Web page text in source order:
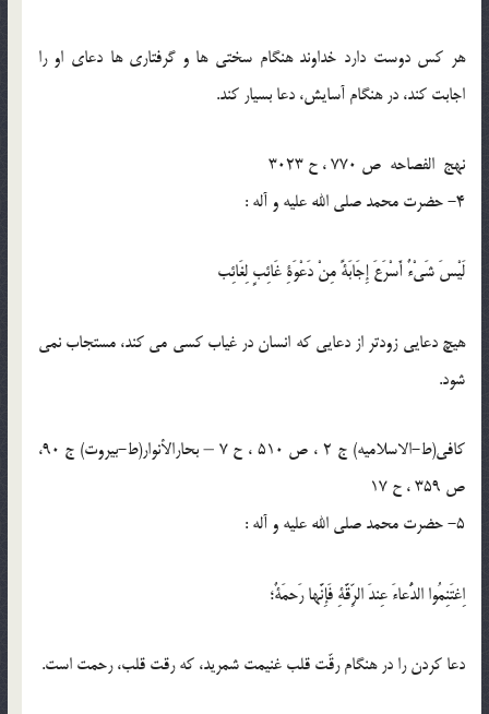
هر كس دوست دارد خداوند هنگام سختى ها و گرفتارى ها دعاى او را
اجابت كند، در هنگام آسايش، دعا بسيار كند.
نهج الفصاحه ص 770 ، ح 3023
4- حضرت محمد صلی الله علیه و آله :
لَيْسَ شَيْ‏ءٌ أَسْرَعَ إِجَابَةً مِنْ دَعْوَةِ غَائِبٍ لِغَائِب‏
هيچ دعايى زودتر از دعايى كه انسان در غياب كسى مى كند، مستجاب نمى
شود.
کافی(ط-الاسلامیه) ج 2 ، ص 510 ، ح 7 – بحارالأنوار(ط-بیروت) ج 90،
ص 359 ، ح 17
5- حضرت محمد صلی الله علیه و آله :
اِغتَنِمُوا الدُّعاءَ عِندَ الرِّقَّةِ فَإِنَّها رَحمَةٌ؛
دعا كردن را در هنگام رقّت قلب غنيمت شمريد، كه رقت قلب، رحمت است.